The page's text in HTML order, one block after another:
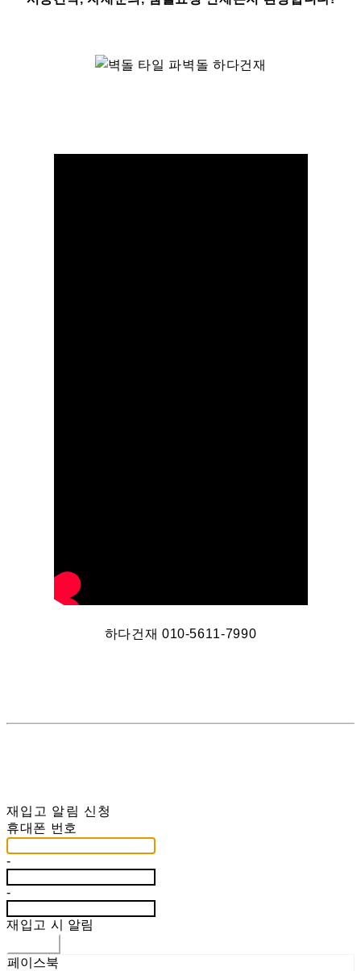
하다건재 010-5611-7990
재입고 알림 신청
휴대폰 번호
-
-
재입고 시 알림
페이스북